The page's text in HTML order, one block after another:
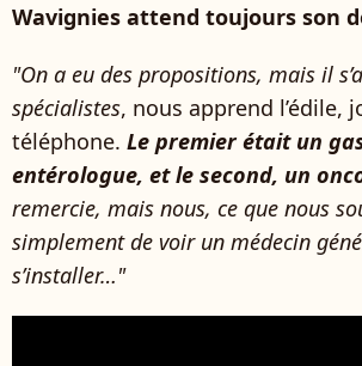
Wavignies attend toujours son
"On a eu des propositions, mais il
spécialistes, nous apprend l’édile,
téléphone. Le premier était un
entérologue, et le second, un
remercie, mais nous, ce que nous
simplement de voir un médecin
s’installer…"